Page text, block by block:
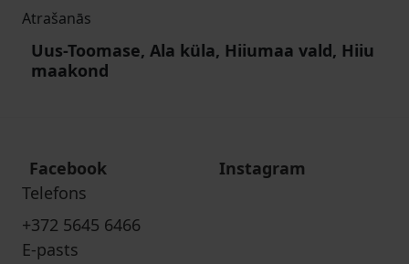
Atrašanās
Uus-Toomase, Ala küla, Hiiumaa vald, Hiiu
maakond
Facebook
Instagram
Telefons
+372 5645 6466
E-pasts